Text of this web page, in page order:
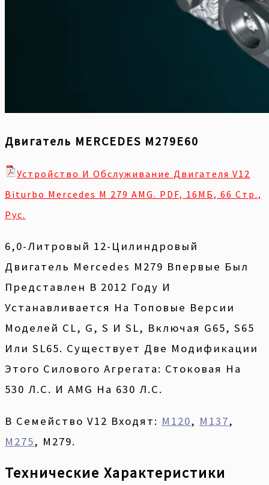
Двигатель MERCEDES M279E60
Устройство И Обслуживание Двигателя V12
Biturbo Mercedes M 279 AMG. PDF, 16МБ, 66 Стр.,
Рус.
6,0-Литровый 12-Цилиндровый
Двигатель Mercedes M279 Впервые Был
Представлен В 2012 Году И
Устанавливается На Топовые Версии
Моделей CL, G, S И SL, Включая G65, S65
Или SL65. Существует Две Модификации
Этого Силового Агрегата: Стоковая На
530 Л.с. И AMG На 630 Л.с.
В Семейство V12 Входят: M120, M137,
M275, M279.
Технические Характеристики